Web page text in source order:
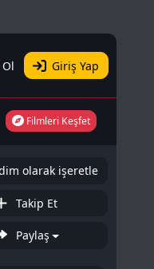
Ol Giriş Yap
Filmleri Keşfet
olarak işeretle
Takip Et
Paylaş